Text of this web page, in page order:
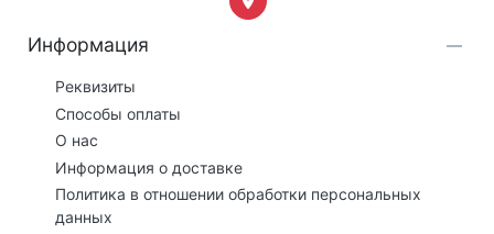
Информация
Реквизиты
Способы оплаты
О нас
Информация о доставке
Политика в отношении обработки персональных
данных